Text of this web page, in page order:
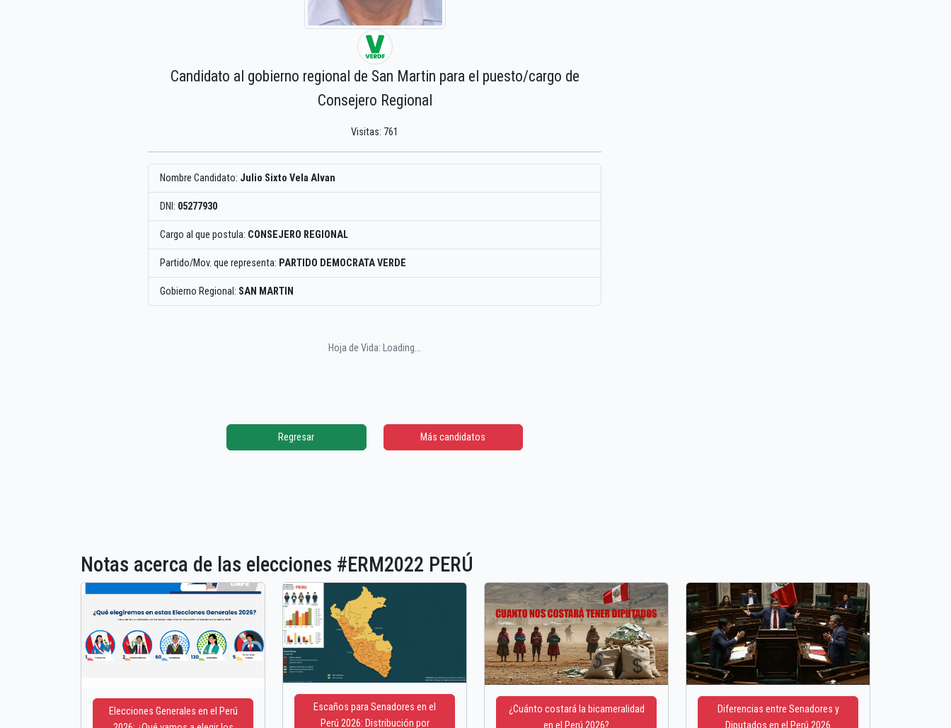
Candidato al gobierno regional de San Martin para el puesto/cargo de
Consejero Regional
Visitas: 761
Nombre Candidato: Julio Sixto Vela Alvan
DNI: 05277930
Cargo al que postula: CONSEJERO REGIONAL
Partido/Mov. que representa: PARTIDO DEMOCRATA VERDE
Gobierno Regional: SAN MARTIN
Hoja de Vida: Loading...
Regresar Más candidatos
Notas acerca de las elecciones #ERM2022 PERÚ
Elecciones Generales en el Perú
Escaños para Senadores en el
Perú 2026: Distribución por
¿Cuánto costará la bicameralidad
en el Perú 2026?
Diferencias entre Senadores y
Diputados en el Perú 2026